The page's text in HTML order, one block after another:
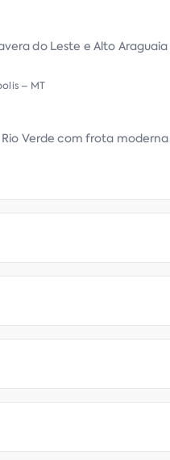
do Leste e Alto
– MT
Verde com frota